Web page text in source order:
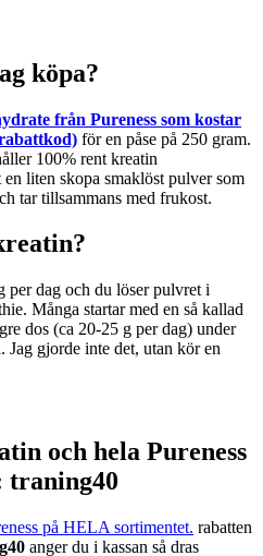
köpa?
från Pureness som kostar
för en påse på 250 gram.
100% rent kreatin
liten skopa smaklöst pulver som
tar tillsammans med frukost.
per dag och du löser pulvret i
Många startar med en så kallad
dos (ca 20-25 g per dag) under
Jag gjorde inte det, utan kör en
och hela Pureness
traning40
på HELA sortimentet. rabatten
anger du i kassan så dras